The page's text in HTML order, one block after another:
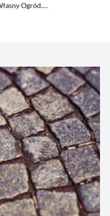
Ogród.…